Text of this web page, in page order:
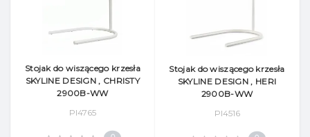
Stojak do wiszącego krzesła
SKYLINE DESIGN , CHRISTY
2900B-WW
Pl4765
Stojak do wiszącego krzesła
SKYLINE DESIGN , HERI
2900B-WW
Pl4516